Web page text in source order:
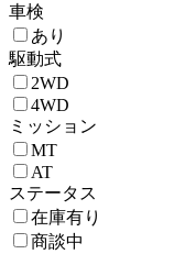
車検
あり
駆動式
2WD
4WD
ミッション
MT
AT
ステータス
在庫有り
商談中